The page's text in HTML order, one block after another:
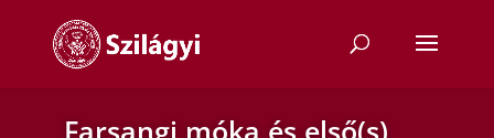
Farsangi móka és első(s)